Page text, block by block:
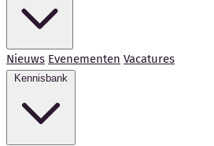
Nieuws Evenementen Vacatures